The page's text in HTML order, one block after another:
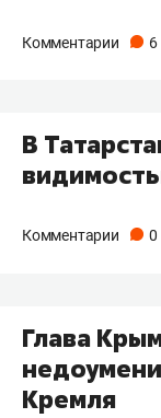
Комментарии 6
В
Комментарии 0
Глава
Кремля